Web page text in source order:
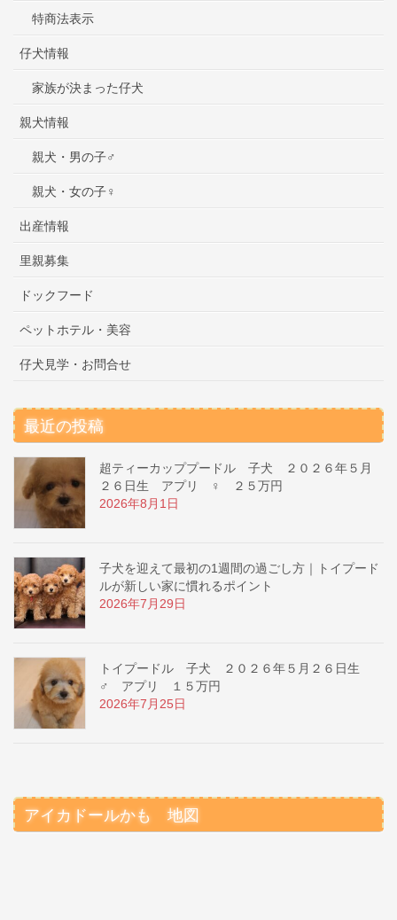
特商法表示
仔犬情報
家族が決まった仔犬
親犬情報
親犬・男の子♂
親犬・女の子♀
出産情報
里親募集
ドックフード
ペットホテル・美容
仔犬見学・お問合せ
最近の投稿
超ティーカッププードル 子犬 ２０２６年５月
２６日生 アプリ ♀ ２５万円
2026年8月1日
子犬を迎えて最初の1週間の過ごし方｜トイプード
ルが新しい家に慣れるポイント
2026年7月29日
トイプードル 子犬 ２０２６年５月２６日生
♂ アプリ １５万円
2026年7月25日
アイカドールかも 地図